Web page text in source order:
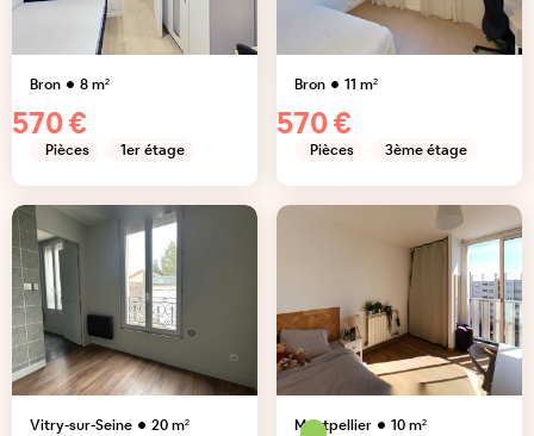
Bron 8m²
570 €
Pièces 1er étage
Bron 11 m²
570 €
Pièces 3ème étage
Vitry-sur-Seine 20m² Montpellier 10m²